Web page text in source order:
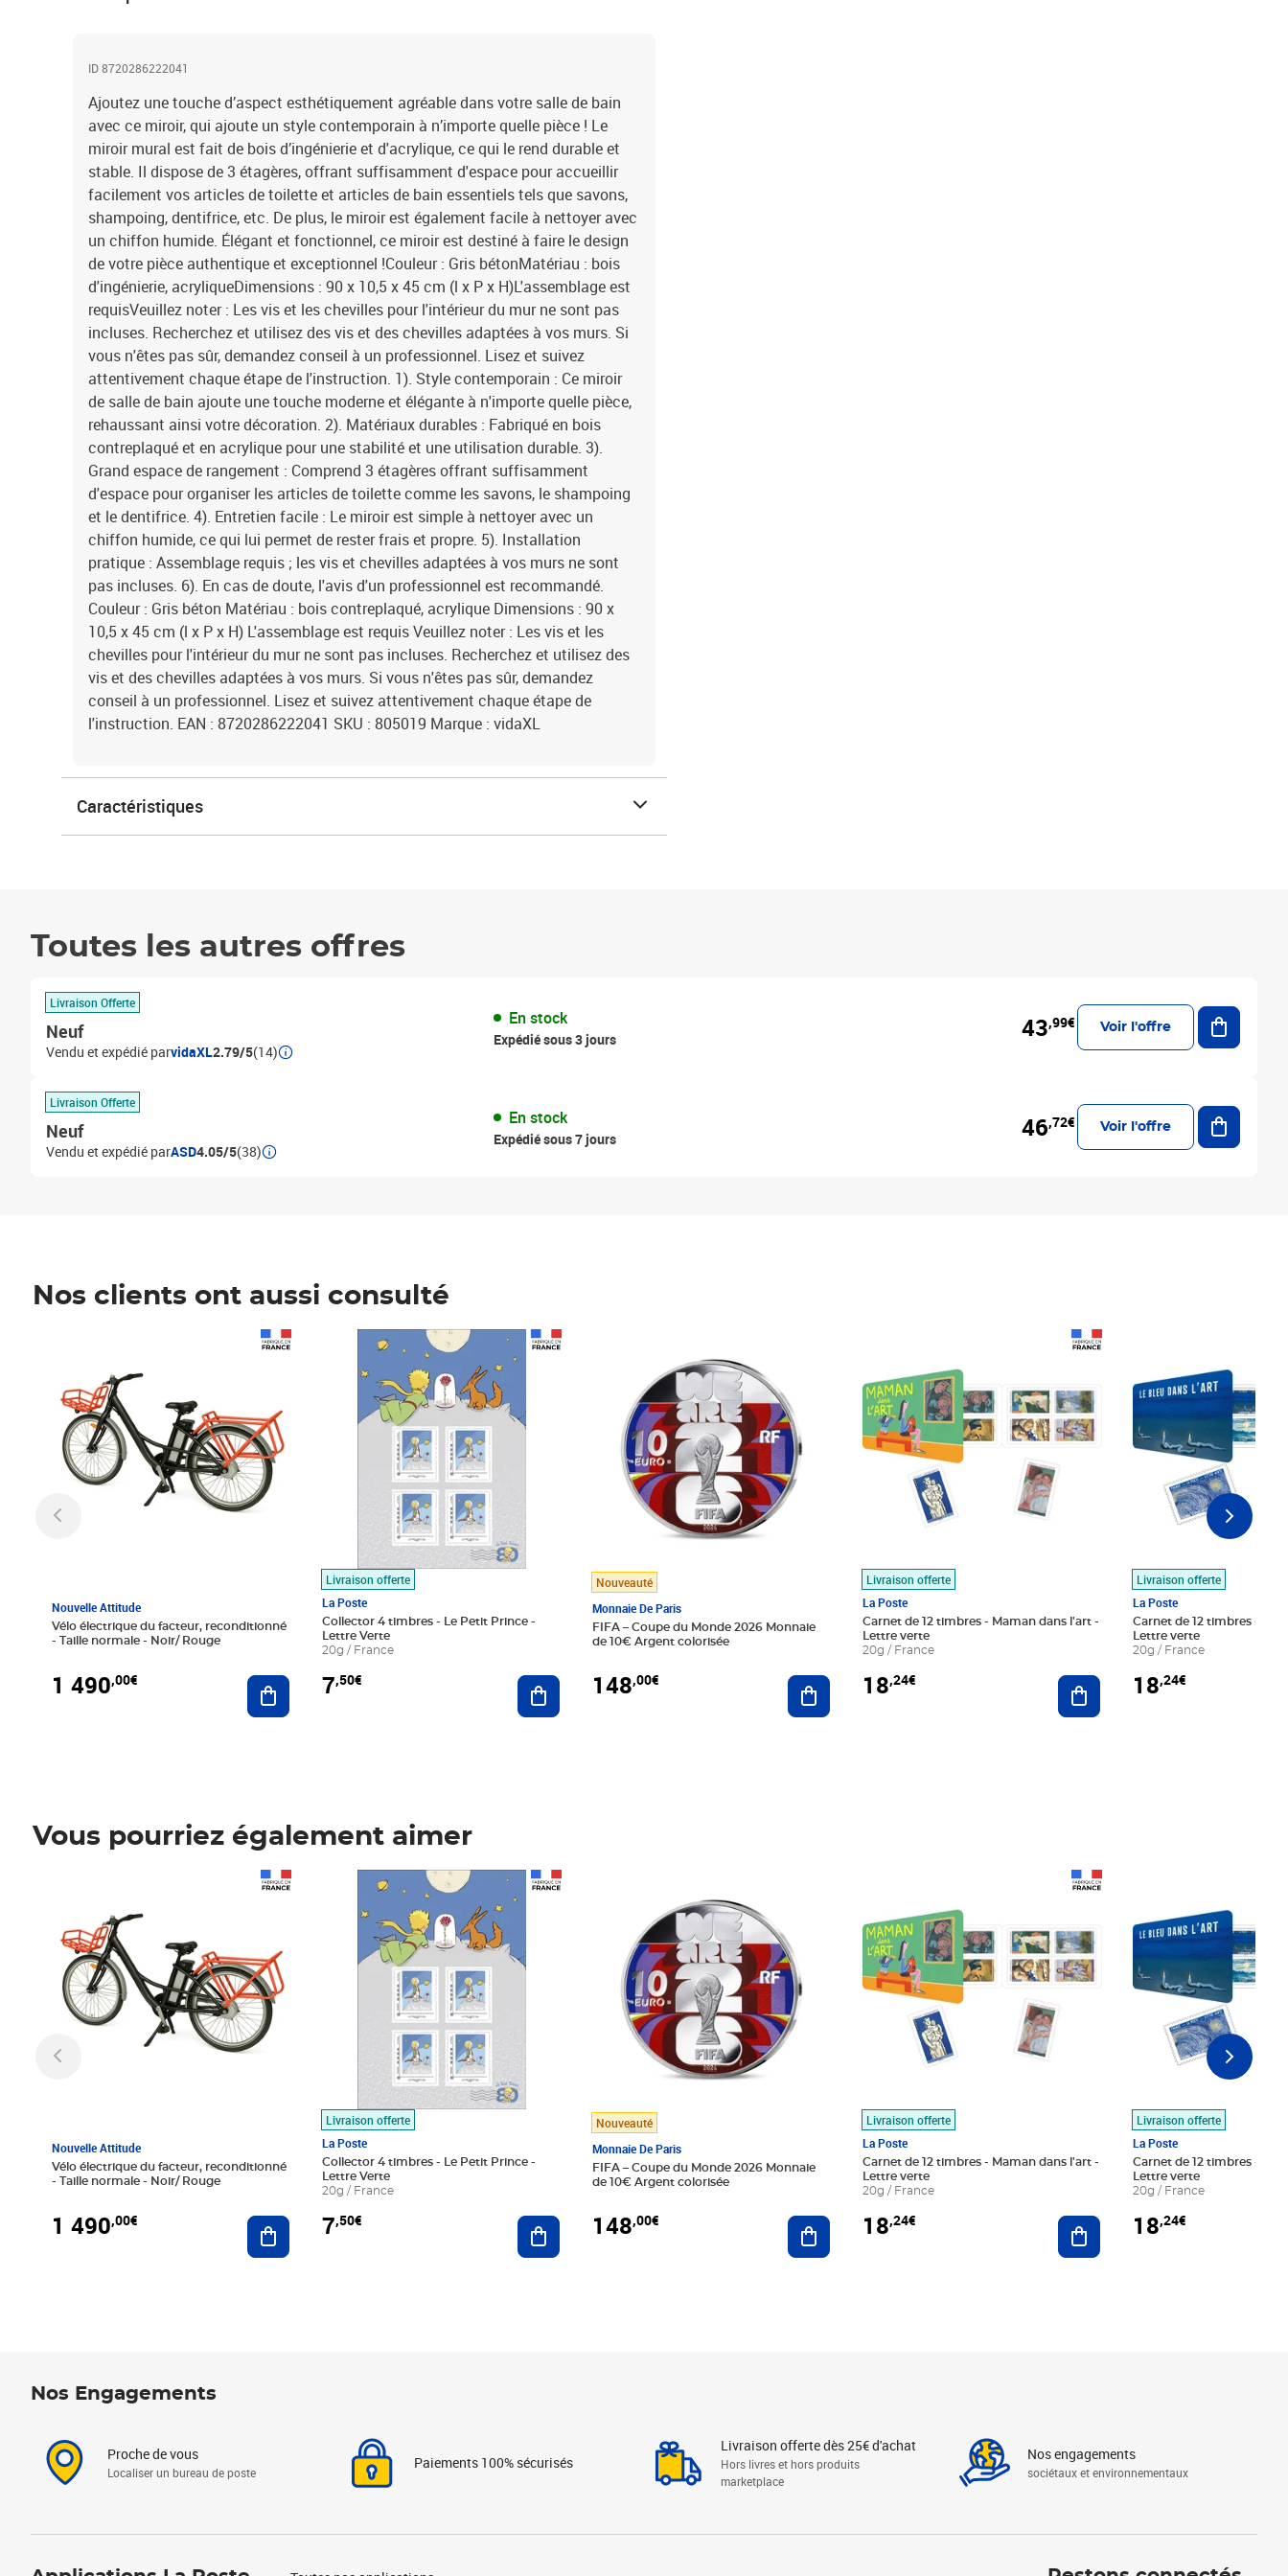
ID 8720286222041
Ajoutez une touche d’aspect esthétiquement agréable dans votre salle de bain
avec ce miroir, qui ajoute un style contemporain à n’importe quelle pièce ! Le
miroir mural est fait de bois d’ingénierie et d'acrylique, ce qui le rend durable et
stable. Il dispose de 3 étagères, offrant suffisamment d'espace pour accueillir
facilement vos articles de toilette et articles de bain essentiels tels que savons,
shampoing, dentifrice, etc. De plus, le miroir est également facile à nettoyer avec
un chiffon humide. Élégant et fonctionnel, ce miroir est destiné à faire le design
de votre pièce authentique et exceptionnel !Couleur : Gris bétonMatériau : bois
d'ingénierie, acryliqueDimensions : 90 x 10,5 x 45 cm (l x P x H)L'assemblage est
requisVeuillez noter : Les vis et les chevilles pour l'intérieur du mur ne sont pas
incluses. Recherchez et utilisez des vis et des chevilles adaptées à vos murs. Si
vous n'êtes pas sûr, demandez conseil à un professionnel. Lisez et suivez
attentivement chaque étape de l'instruction. 1). Style contemporain : Ce miroir
de salle de bain ajoute une touche moderne et élégante à n'importe quelle pièce,
rehaussant ainsi votre décoration. 2). Matériaux durables : Fabriqué en bois
contreplaqué et en acrylique pour une stabilité et une utilisation durable. 3).
Grand espace de rangement : Comprend 3 étagères offrant suffisamment
d'espace pour organiser les articles de toilette comme les savons, le shampoing
et le dentifrice. 4). Entretien facile : Le miroir est simple à nettoyer avec un
chiffon humide, ce qui lui permet de rester frais et propre. 5). Installation
pratique : Assemblage requis ; les vis et chevilles adaptées à vos murs ne sont
pas incluses. 6). En cas de doute, l'avis d'un professionnel est recommandé.
Couleur : Gris béton Matériau : bois contreplaqué, acrylique Dimensions : 90 x
10,5 x 45 cm (l x P x H) L'assemblage est requis Veuillez noter : Les vis et les
chevilles pour l'intérieur du mur ne sont pas incluses. Recherchez et utilisez des
vis et des chevilles adaptées à vos murs. Si vous n'êtes pas sûr, demandez
conseil à un professionnel. Lisez et suivez attentivement chaque étape de
l'instruction. EAN : 8720286222041 SKU : 805019 Marque : vidaXL
Caractéristiques
Toutes les autres offres
Livraison Offerte
Neuf
Vendu et expédié parvidaXL2.79/5(14)
En stock
Expédié sous 3 jours 43,99€ Voir l'offre
Ajouter
Livraison Offerte
Neuf
Vendu et expédié parASD4.05/5(38)
En stock
Expédié sous 7 jours 46,72€ Voir l'offre
Ajouter
Nos clients ont aussi consulté
Nouvelle Attitude
Vélo électrique du facteur, reconditionné
- Taille normale - Noir/ Rouge
1 490,00€ Ajouter au panier
Livraison offerte
La Poste
Collector 4 timbres - Le Petit Prince -
Lettre Verte
20g / France
7,50€
Prix 7,50€
Ajouter au panier
Nouveauté
Monnaie De Paris
FIFA – Coupe du Monde 2026 Monnaie
de 10€ Argent colorisée
148,00€ Ajouter au panier
Livraison offerte
La Poste
Carnet de 12 timbres - Maman dans l'art -
Lettre verte
20g / France
18,24€ Ajouter au panier
Livraison offerte
La Poste
Carnet de 12 timbres - Le
Lettre verte
20g / France
18,24€
Vous pourriez également aimer
Nouvelle Attitude
Vélo électrique du facteur, reconditionné
- Taille normale - Noir/ Rouge
1 490,00€ Ajouter au panier
Livraison offerte
La Poste
Collector 4 timbres - Le Petit Prince -
Lettre Verte
20g / France
7,50€
Prix 7,50€
Ajouter au panier
Nouveauté
Monnaie De Paris
FIFA – Coupe du Monde 2026 Monnaie
de 10€ Argent colorisée
148,00€ Ajouter au panier
Livraison offerte
La Poste
Carnet de 12 timbres - Maman dans l'art -
Lettre verte
20g / France
18,24€ Ajouter au panier
Livraison offerte
La Poste
Carnet de 12 timbres - Le
Lettre verte
20g / France
18,24€
Nos Engagements
Proche de vous
Localiser un bureau de poste
Paiements 100% sécurisés
Livraison offerte dès 25€ d'achat
Hors livres et hors produits
marketplace
Nos engagements
sociétaux et environnementaux